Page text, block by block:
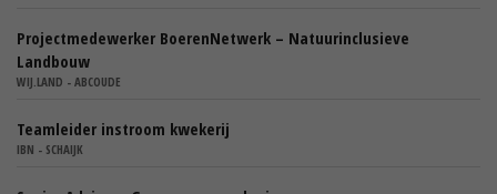
Projectmedewerker BoerenNetwerk – Natuurinclusieve
Landbouw
WIJ.LAND - ABCOUDE
Teamleider instroom kwekerij
IBN - SCHAIJK